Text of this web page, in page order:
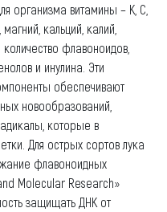
организма витамины – К, С,
кальций, калий,
флавоноидов,
и инулина. Эти
обеспечивают
новообразований,
которые в
Для острых сортов лука
флавоноидных
Molecular Research»
защищать ДНК от